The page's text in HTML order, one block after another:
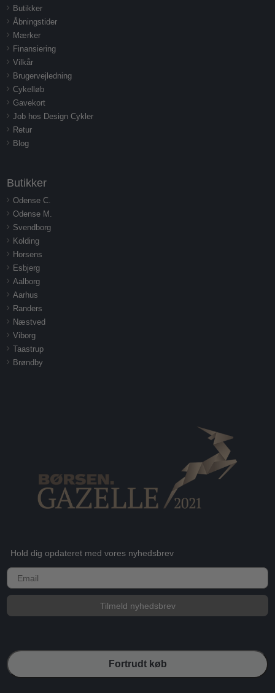
Butikker
Åbningstider
Mærker
Finansiering
Vilkår
Brugervejledning
Cykelløb
Gavekort
Job hos Design Cykler
Retur
Blog
Butikker
Odense C.
Odense M.
Svendborg
Kolding
Horsens
Esbjerg
Aalborg
Aarhus
Randers
Næstved
Viborg
Taastrup
Brøndby
Hold dig opdateret med vores nyhedsbrev
E-mail
Tilmeld nyhedsbrev
Fortrudt køb